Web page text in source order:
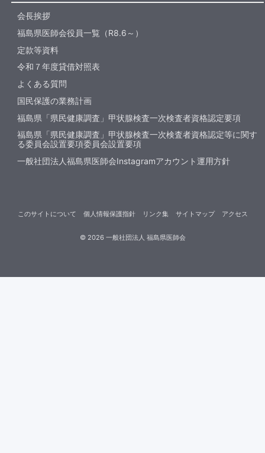
会長挨拶
福島県医師会役員一覧（R8.6～）
定款等資料
令和７年度貸借対照表
よくある質問
国民保護の業務計画
福島県「県民健康調査」甲状腺検査一次検査者資格認定要項
福島県「県民健康調査」甲状腺検査一次検査者資格認定等に関す
る委員会設置要項委員会設置要項
一般社団法人福島県医師会Instagramアカウント運用方針
© 2026一般社団法人 福島県医師会
このサイトについて 個人情報保護指針 リンク集 サイトマップ アクセス